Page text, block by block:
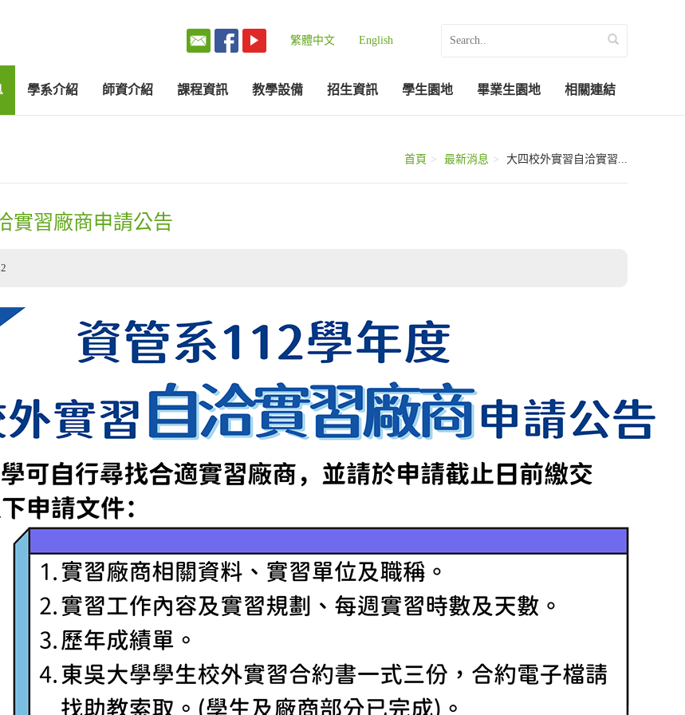
繁體中文 English
學系介紹 師資介紹 課程資訊 教學設備 招生資訊 學生園地 畢業生園地 相關連結
首頁 最新消息 大四校外實習自洽實習...
實習廠商申請公告